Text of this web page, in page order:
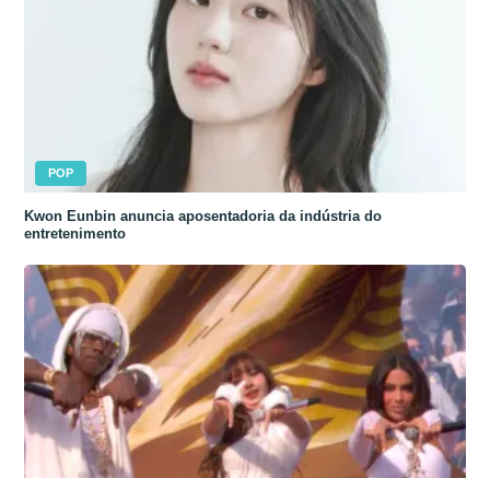
POP
Kwon Eunbin anuncia aposentadoria da indústria do
entretenimento